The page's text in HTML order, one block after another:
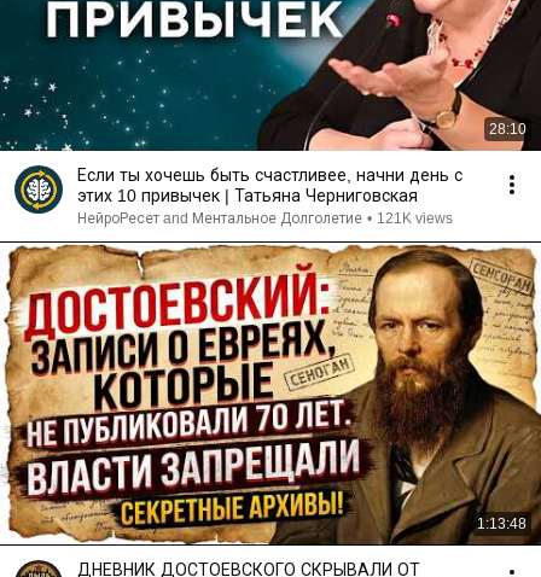
28:10
Если ты хочешь быть счастливее, начни день с
этих 10 привычек | Татьяна Черниговская
НейроРесет and Ментальное Долголетие • 121K views
1:13:48
ДНЕВНИК ДОСТОЕВСКОГО СКРЫВАЛИ ОТ